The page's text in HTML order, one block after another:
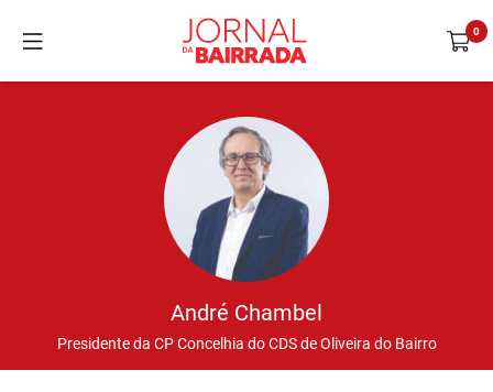
André Chambel
Presidente da CP Concelhia do CDS de Oliveira do Bairro